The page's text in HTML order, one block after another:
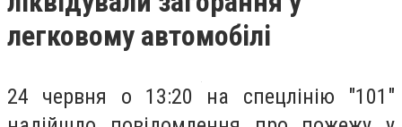
легковому автомобілі
24 червня о 13:20 на спецлінію "101"